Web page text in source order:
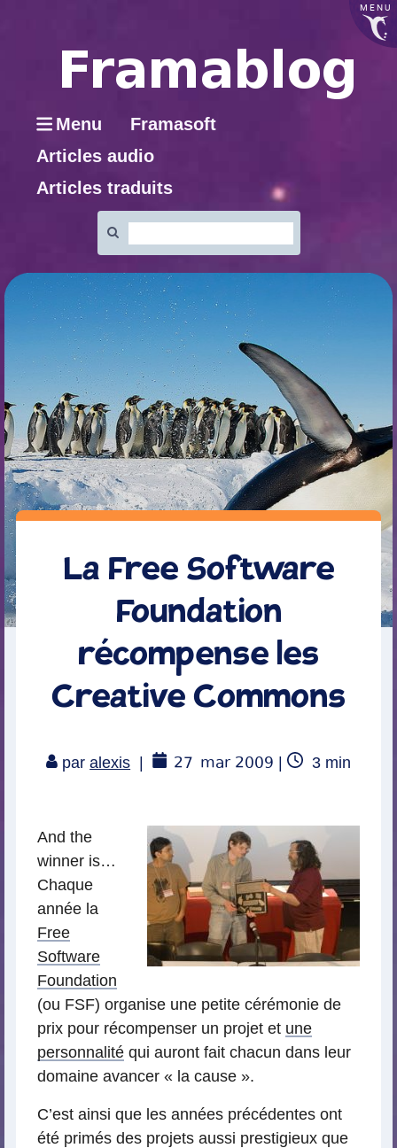
MENU
Menu
Framasoft
Articles audio
Articles traduits
:
La Free Software
Foundation
récompense les
Creative Commons
paralexis 27 mar 2009
Temps
3min
And the
winner is…
Chaque
année la
Free
Software
Foundation
(ou FSF) organise une petite cérémonie de
prix pour récompenser un projet et une
personnalité qui auront fait chacun dans leur
domaine avancer « la cause ».
C’est ainsi que les années précédentes ont
été primés des projets aussi prestigieux que